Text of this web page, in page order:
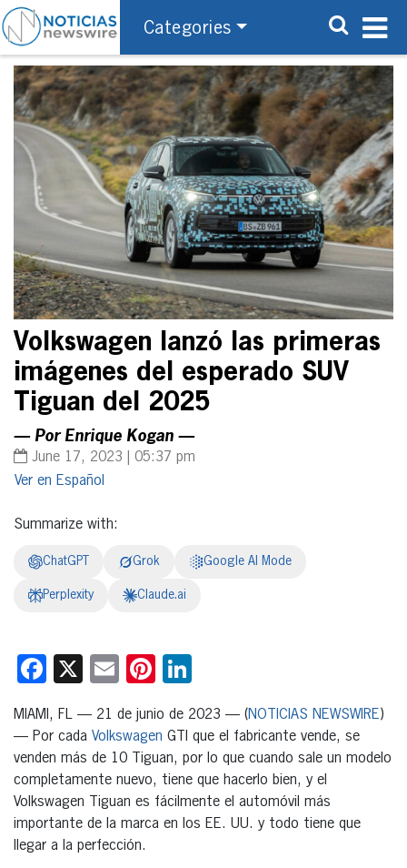
Categories
Volkswagen lanzó las primeras
imágenes del esperado SUV
Tiguan del 2025
— Por Enrique Kogan —
June 17, 2023 | 05:37 pm
Español
Summarize with:
ChatGPT Grok Google AI Mode
Perplexity Claude.ai
Facebook
X EmailPinterest
MIAMI, FL — 21 de junio de 2023 — (NOTICIAS NEWSWIRE)
— Por cada Volkswagen GTI que el fabricante vende, se
venden más de 10 Tiguan, por lo que cuando sale un modelo
completamente nuevo, tiene que hacerlo bien, y el
Volkswagen Tiguan es fácilmente el automóvil más
importante de la marca en los EE. UU. y todo tiene que
llegar a la perfección.